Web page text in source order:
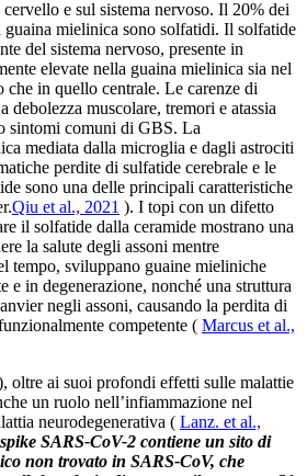
e sul sistema nervoso. Il 20% dei
mielinica sono solfatidi. Il solfatide
del sistema nervoso, presente in
elevate nella guaina mielinica sia nel
che in quello centrale. Le carenze di
debolezza muscolare, tremori e atassia
sintomi comuni di GBS. La
mediata dalla microglia e dagli astrociti
perdite di sulfatide cerebrale e le
sono una delle principali caratteristiche
Qiu et al., 2021 ). I topi con un difetto
il solfatide dalla ceramide mostrano una
la salute degli assoni mentre
tempo, sviluppano guaine mieliniche
e in degenerazione, nonché una struttura
negli assoni, causando la perdita di
competente ( Marcus et al.,
oltre ai suoi profondi effetti sulle malattie
un ruolo nell’infiammazione nel
neurodegenerativa ( Lanz. et al.,
SARS-CoV-2 contiene un sito di
non trovato in SARS-CoV, che